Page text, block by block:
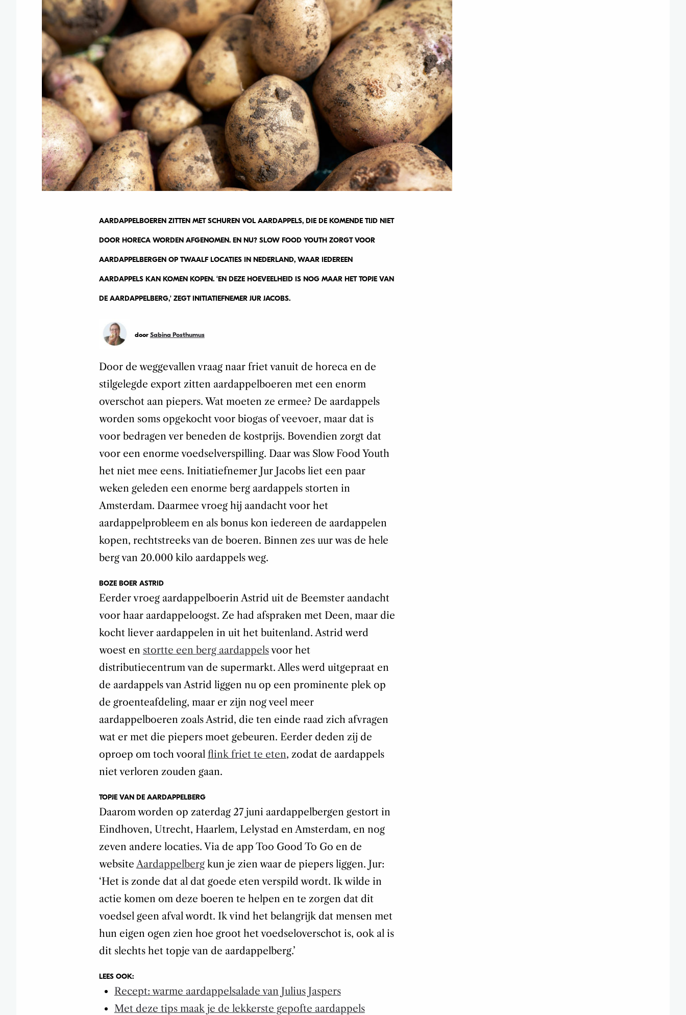
AARDAPPELBOEREN ZITTEN MET SCHUREN VOL AARDAPPELS, DIE DE KOMENDE TIJD NIET
DOOR HORECA WORDEN AFGENOMEN. EN NU? SLOW FOOD YOUTH ZORGT VOOR
AARDAPPELBERGEN OP TWAALF LOCATIES IN NEDERLAND, WAAR IEDEREEN
AARDAPPELS KAN KOMEN KOPEN. ‘EN DEZE HOEVEELHEID IS NOG MAAR HET TOPJE VAN
DE AARDAPPELBERG,’ ZEGT INITIATIEFNEMER JUR JACOBS.
door Sabina Posthumus
Door de weggevallen vraag naar friet vanuit de horeca en de
stilgelegde export zitten aardappelboeren met een enorm
overschot aan piepers. Wat moeten ze ermee? De aardappels
worden soms opgekocht voor biogas of veevoer, maar dat is
voor bedragen ver beneden de kostprijs. Bovendien zorgt dat
voor een enorme voedselverspilling. Daar was Slow Food Youth
het niet mee eens. Initiatiefnemer Jur Jacobs liet een paar
weken geleden een enorme berg aardappels storten in
Amsterdam. Daarmee vroeg hij aandacht voor het
aardappelprobleem en als bonus kon iedereen de aardappelen
kopen, rechtstreeks van de boeren. Binnen zes uur was de hele
berg van 20.000 kilo aardappels weg.
BOZE BOER ASTRID
Eerder vroeg aardappelboerin Astrid uit de Beemster aandacht
voor haar aardappeloogst. Ze had afspraken met Deen, maar die
kocht liever aardappelen in uit het buitenland. Astrid werd
woest en stortte een berg aardappelsvoor het
distributiecentrum van de supermarkt. Alles werd uitgepraat en
de aardappels van Astrid liggen nu op een prominente plek op
de groenteafdeling, maar er zijn nog veel meer
aardappelboeren zoals Astrid, die ten einde raad zich afvragen
wat er met die piepers moet gebeuren. Eerder deden zij de
oproep om toch vooral flink friet te eten, zodat de aardappels
niet verloren zouden gaan.
TOPJE VAN DE AARDAPPELBERG
Daarom worden op zaterdag 27 juni aardappelbergen gestort in
Eindhoven, Utrecht, Haarlem, Lelystad en Amsterdam, en nog
zeven andere locaties. Via de app Too Good To Go en de
websiteAardappelbergkun je zien waar de piepers liggen. Jur:
‘Het is zonde dat al dat goede eten verspild wordt. Ik wilde in
actie komen om deze boeren te helpen en te zorgen dat dit
voedsel geen afval wordt. Ik vind het belangrijk dat mensen met
hun eigen ogen zien hoe groot het voedseloverschot is, ook al is
dit slechts het topje van de aardappelberg.’
LEES OOK:
Recept: warme aardappelsalade van Julius Jaspers
Met deze tips maak je de lekkerste gepofte aardappels